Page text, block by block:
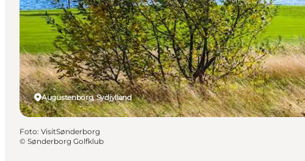
Augustenborg, Sydjylland
Foto: VisitSønderborg
© Sønderborg Golfklub